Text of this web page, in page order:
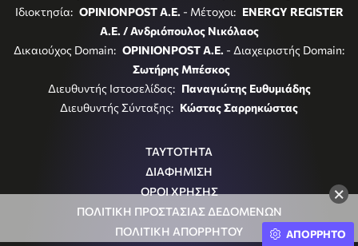
×
Ιδιοκτησία: OPINIONPOST A.E. - Μέτοχοι: ENERGY REGISTER
Α.Ε. / Ανδριόπουλος Νικόλαος
Δικαιούχος Domain: OPINIONPOST A.E. - Διαχειριστής Domain:
Σωτήρης Μπέσκος
Διευθυντής Ιστοσελίδας: Παναγιώτης Ευθυμιάδης
Διευθυντής Σύνταξης: Κώστας Σαρρηκώστας
ΤΑΥΤΟΤΗΤΑ
ΔΙΑΦΗΜΙΣΗ
ΟΡΟΙ ΧΡΗΣΗΣ
ΠΟΛΙΤΙΚΗ ΠΡΟΣΤΑΣΙΑΣ ΔΕΔΟΜΕΝΩΝ
ΠΟΛΙΤΙΚΗ ΑΠΟΡΡΗΤΟΥ
ΑΠΟΡΡΗΤΟ